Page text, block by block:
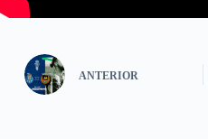
ANTERIOR